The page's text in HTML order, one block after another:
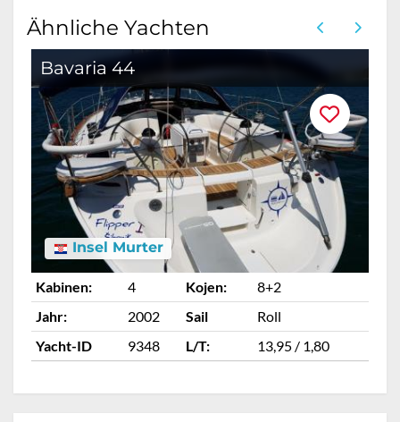
Ähnliche Yachten
Bavaria 44
Insel Murter
Kabinen: 4 Kojen:
8+2
Jahr:
2002 Sail
Roll
Yacht-ID
9348 L/T: 13,95 / 1,80